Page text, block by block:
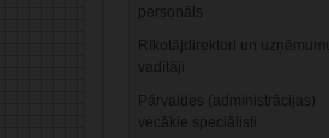
personāls
Rīkotājdirektori un uzņēmumu
vadītāji
Pārvaldes (administrācijas)
vecākie speciālisti